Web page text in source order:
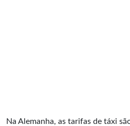
Na Alemanha, as tarifas de táxi